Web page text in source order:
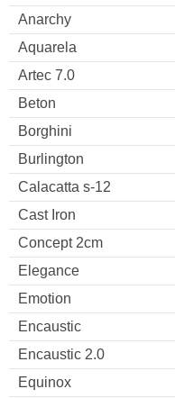
Anarchy
Aquarela
Artec 7.0
Beton
Borghini
Burlington
Calacatta s-12
Cast Iron
Concept 2cm
Elegance
Emotion
Encaustic
Encaustic 2.0
Equinox